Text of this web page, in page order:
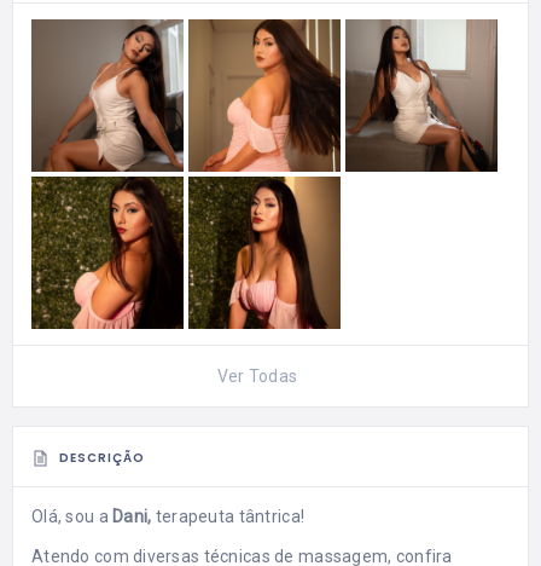
Ver Todas
DESCRIÇÃO
Olá, sou a Dani, terapeuta tântrica!
Atendo com diversas técnicas de massagem, confira